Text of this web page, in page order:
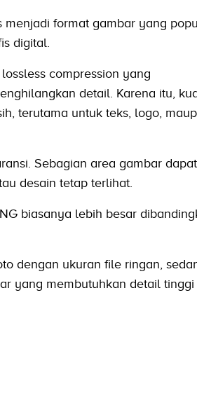
menjadi format gambar yang
digital.
compression yang
detail. Karena itu,
terutama untuk teks, logo,
Sebagian area gambar
desain tetap terlihat.
biasanya lebih besar
dengan ukuran file ringan,
yang membutuhkan detail tinggi